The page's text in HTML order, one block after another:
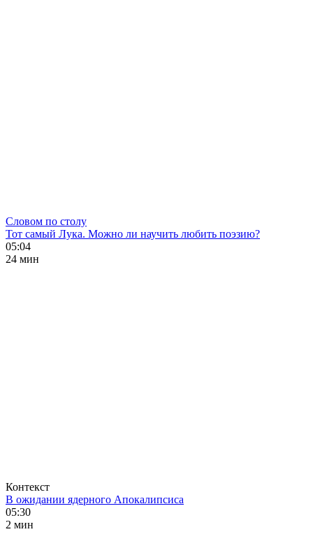
Словом по столу
Тот самый Лука. Можно ли научить любить поэзию?
05:04
24 мин
Контекст
В ожидании ядерного Апокалипсиса
05:30
2 мин